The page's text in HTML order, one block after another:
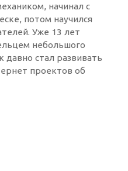
начинал с
потом научился
Уже 13 лет
небольшого
давно стал развивать
проектов об